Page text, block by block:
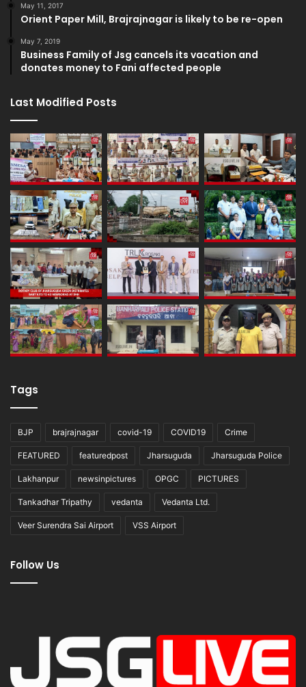
May 11, 2017
Orient Paper Mill, Brajrajnagar is likely to be re-open
May 7, 2019
Business Family of Jsg cancels its vacation and
donates money to Fani affected people
Last Modified Posts
Tags
BJP brajrajnagar covid-19 COVID19 Crime
FEATURED featuredpost Jharsuguda Jharsuguda Police
Lakhanpur newsinpictures OPGC PICTURES
Tankadhar Tripathy vedanta Vedanta Ltd.
Veer Surendra Sai Airport VSS Airport
Follow Us